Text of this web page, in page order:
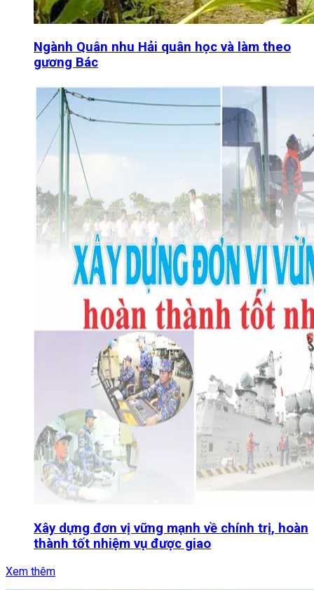
Ngành Quân nhu Hải quân học và làm theo
gương Bác
Xây dựng đơn vị vững mạnh về chính trị, hoàn
thành tốt nhiệm vụ được giao
Xem thêm